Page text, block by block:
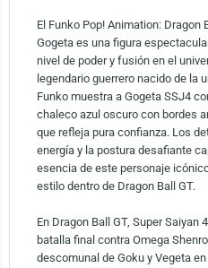
El Funko Pop! Animation: Dragon
Gogeta es una figura
nivel de poder y fusión en el
legendario guerrero nacido de la
Funko muestra a Gogeta SSJ4
chaleco azul oscuro con bordes
que refleja pura confianza. Los
energía y la postura desafiante
esencia de este personaje
estilo dentro de Dragon Ball GT.
En Dragon Ball GT, Super Saiyan
batalla final contra Omega
descomunal de Goku y Vegeta